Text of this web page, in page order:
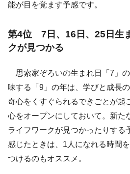
能が目を覚ます予感です。
第4位 7日、16日、25日生
クが見つかる
思索家ぞろいの生まれ日「7」
味する「9」の年は、学びと成長
奇心をくすぐられるできごとが起
心をオープンにしておいて。新た
ライフワークが見つかったりする
感じたときは、1人になれる時間
つけるのもオススメ。